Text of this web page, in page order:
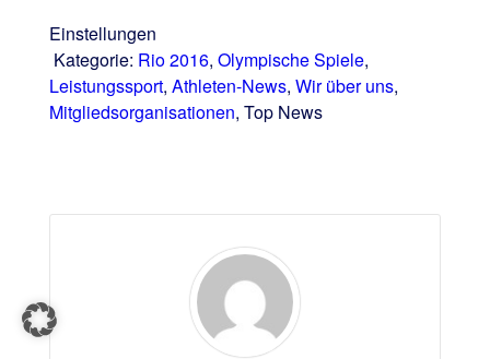
Einstellungen
Kategorie: Rio 2016, Olympische Spiele,
Leistungssport, Athleten-News, Wir über uns,
Mitgliedsorganisationen, Top News